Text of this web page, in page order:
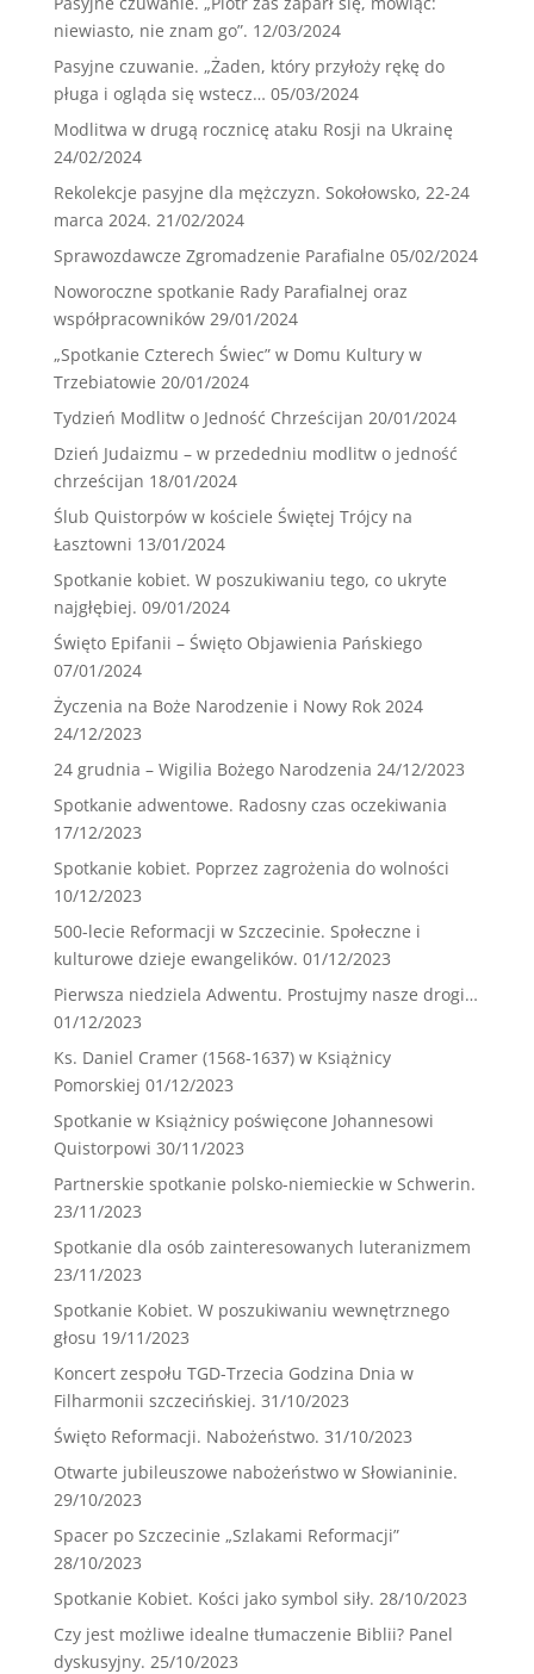
niewiasto, nie znam go”. 12/03/2024
Pasyjne czuwanie. „Żaden, który przyłoży rękę do
pługa i ogląda się wstecz… 05/03/2024
Modlitwa w drugą rocznicę ataku Rosji na Ukrainę
24/02/2024
Rekolekcje pasyjne dla mężczyzn. Sokołowsko, 22-24
marca 2024. 21/02/2024
Sprawozdawcze Zgromadzenie Parafialne 05/02/2024
Noworoczne spotkanie Rady Parafialnej oraz
współpracowników 29/01/2024
„Spotkanie Czterech Świec” w Domu Kultury w
Trzebiatowie 20/01/2024
Tydzień Modlitw o Jedność Chrześcijan 20/01/2024
Dzień Judaizmu – w przededniu modlitw o jedność
chrześcijan 18/01/2024
Ślub Quistorpów w kościele Świętej Trójcy na
Łasztowni 13/01/2024
Spotkanie kobiet. W poszukiwaniu tego, co ukryte
najgłębiej. 09/01/2024
Święto Epifanii – Święto Objawienia Pańskiego
07/01/2024
Życzenia na Boże Narodzenie i Nowy Rok 2024
24/12/2023
24 grudnia – Wigilia Bożego Narodzenia 24/12/2023
Spotkanie adwentowe. Radosny czas oczekiwania
17/12/2023
Spotkanie kobiet. Poprzez zagrożenia do wolności
10/12/2023
500-lecie Reformacji w Szczecinie. Społeczne i
kulturowe dzieje ewangelików. 01/12/2023
Pierwsza niedziela Adwentu. Prostujmy nasze drogi…
01/12/2023
Ks. Daniel Cramer (1568-1637) w Książnicy
Pomorskiej 01/12/2023
Spotkanie w Książnicy poświęcone Johannesowi
Quistorpowi 30/11/2023
Partnerskie spotkanie polsko-niemieckie w Schwerin.
23/11/2023
Spotkanie dla osób zainteresowanych luteranizmem
23/11/2023
Spotkanie Kobiet. W poszukiwaniu wewnętrznego
głosu 19/11/2023
Koncert zespołu TGD-Trzecia Godzina Dnia w
Filharmonii szczecińskiej. 31/10/2023
Święto Reformacji. Nabożeństwo. 31/10/2023
Otwarte jubileuszowe nabożeństwo w Słowianinie.
29/10/2023
Spacer po Szczecinie „Szlakami Reformacji”
28/10/2023
Spotkanie Kobiet. Kości jako symbol siły. 28/10/2023
Czy jest możliwe idealne tłumaczenie Biblii? Panel
dyskusyjny. 25/10/2023